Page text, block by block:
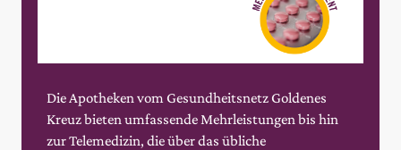
Die Apotheken vom Gesundheitsnetz Goldenes
Kreuz bieten umfassende Mehrleistungen bis hin
zur Telemedizin, die über das übliche